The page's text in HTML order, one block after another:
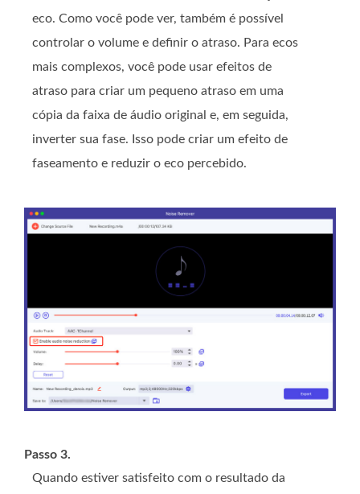
eco. Como você pode ver, também é possível
controlar o volume e definir o atraso. Para ecos
mais complexos, você pode usar efeitos de
atraso para criar um pequeno atraso em uma
cópia da faixa de áudio original e, em seguida,
inverter sua fase. Isso pode criar um efeito de
faseamento e reduzir o eco percebido.
Passo 3.
Quando estiver satisfeito com o resultado da